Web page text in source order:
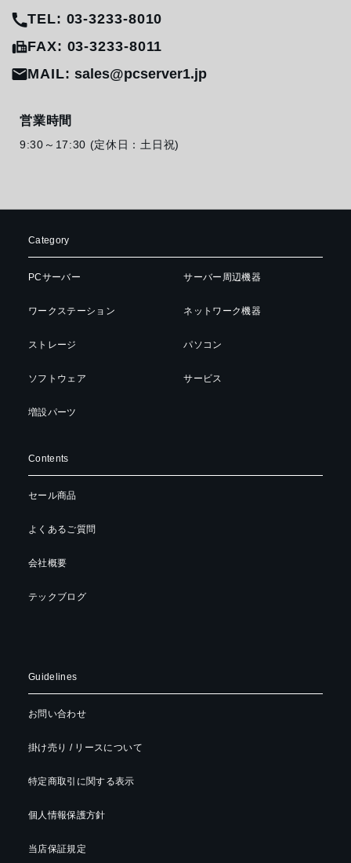
TEL: 03-3233-8010
FAX: 03-3233-8011
MAIL:sales@pcserver1.jp
営業時間
9:30～17:30 (定休日：土日祝)
Category
PCサーバー
ワークステーション
ストレージ
ソフトウェア
増設パーツ
サーバー周辺機器
ネットワーク機器
パソコン
サービス
Contents
セール商品
よくあるご質問
会社概要
テックブログ
Guidelines
お問い合わせ
掛け売り / リースについて
特定商取引に関する表示
個人情報保護方針
当店保証規定